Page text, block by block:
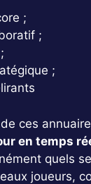
;
;
;
ces
en temps
quels
joueurs,